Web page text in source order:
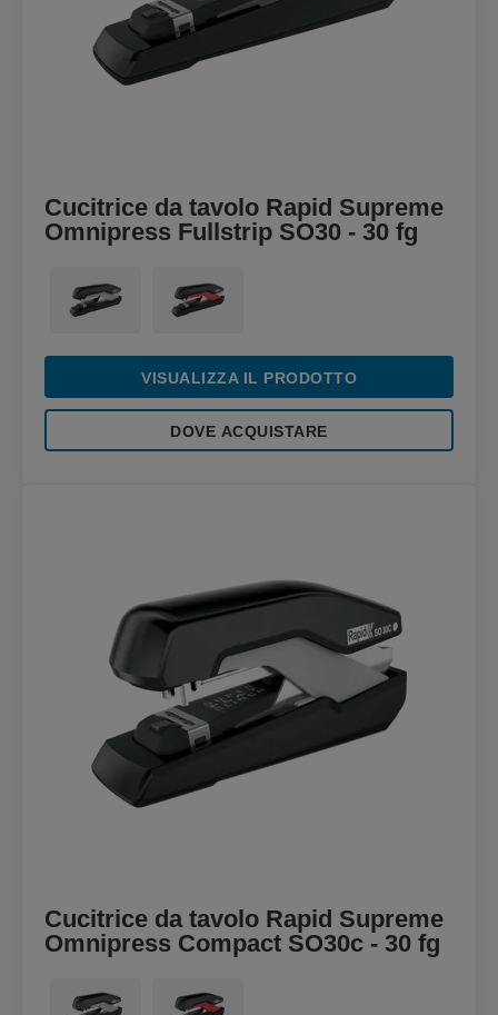
Cucitrice da tavolo Rapid Supreme
Omnipress Fullstrip SO30 - 30 fg
VISUALIZZA IL PRODOTTO
DOVE ACQUISTARE
Cucitrice da tavolo Rapid Supreme
Omnipress Compact SO30c - 30 fg